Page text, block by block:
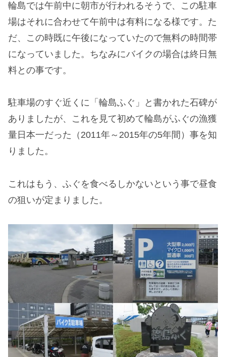
輪島では午前中に朝市が行われるそうで、この駐車
場はそれに合わせて午前中は有料になる様です。た
だ、この時既に午後になっていたので無料の時間帯
になっていました。ちなみにバイクの場合は終日無
料との事です。
駐車場のすぐ近くに「輪島ふぐ」と書かれた石碑が
ありましたが、これを見て初めて輪島がふぐの漁獲
量日本一だった（2011年～2015年の5年間）事を知
りました。
これはもう、ふぐを食べるしかないという事で昼食
の狙いが定まりました。